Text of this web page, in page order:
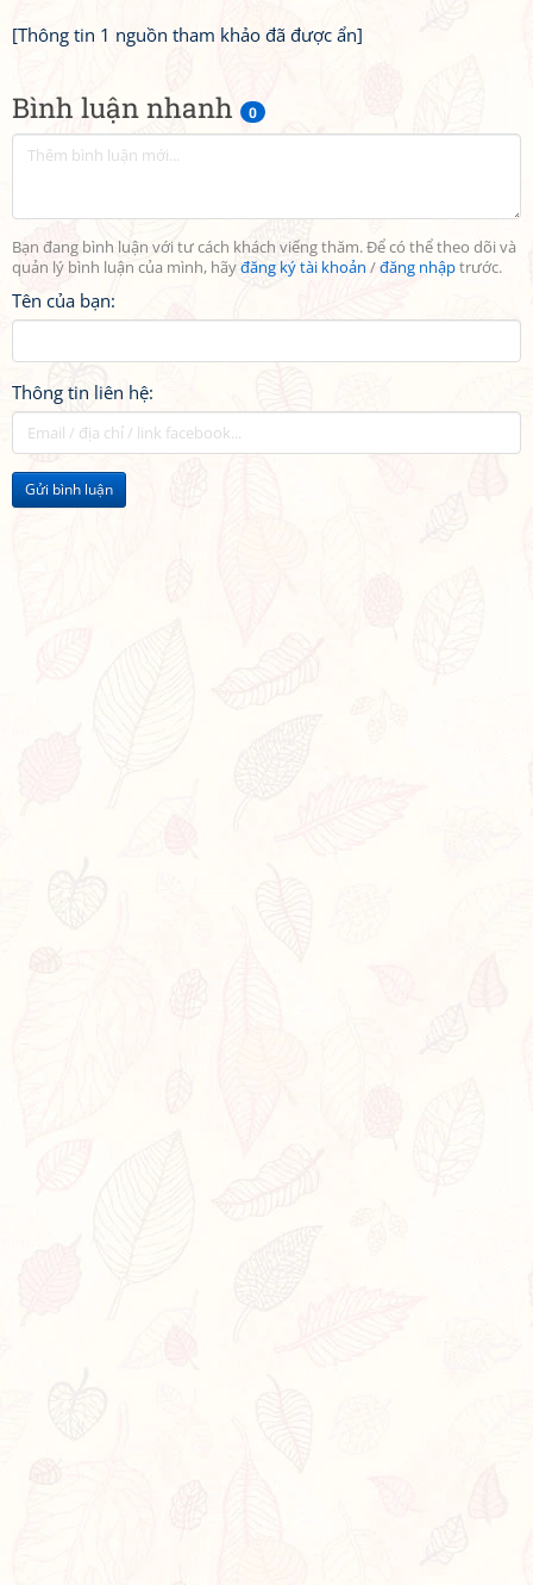
Bình luận nhanh 0
Bạn đang bình luận với tư cách khách viếng thăm. Để có thể theo dõi và
quản lý bình luận của mình, hãyđăng ký tài khoản /đăng nhậptrước.
Tên của bạn:
Thông tin liên hệ:
Gửi bình luận
[Thông tin 1 nguồn tham khảo đã được ẩn]